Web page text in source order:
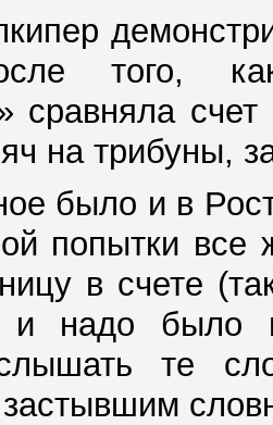
того,
сравняла
на трибуны,
было и в
попытки
в счете
и надо было
те